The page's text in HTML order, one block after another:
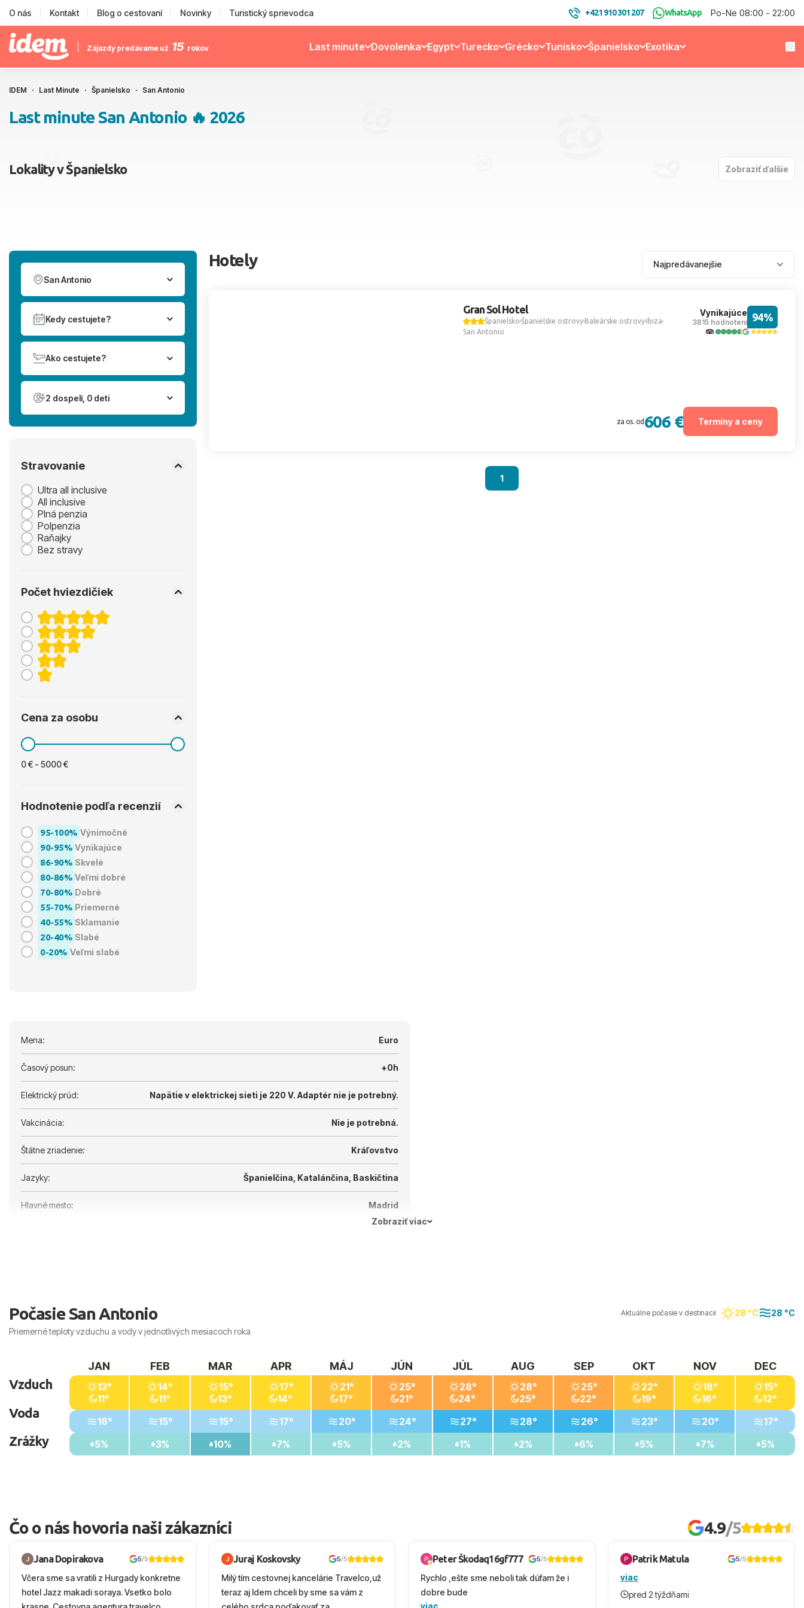
O nás Kontakt Blog o cestovaní Novinky Turistický sprievodca +421 910 301 207 WhatsApp Po-Ne 08:00 - 22:00
Zájazdy predávame už 15 rokov Last minute Dovolenka Egypt Turecko Grécko Tunisko Španielsko Exotika
IDEM Last Minute Španielsko San Antonio
Last minute San Antonio 🔥 2026
Lokality v Španielsko Zobraziť ďalšie
San Antonio
Kedy cestujete?
Ako cestujete?
2 dospelí, 0 deti
Stravovanie
Ultra all inclusive
All inclusive
Plná penzia
Polpenzia
Raňajky
Bez stravy
Počet hviezdičiek
Cena za osobu
0 € - 5000 €
Hodnotenie podľa recenzií
95-100% Výnimočné
90-95% Vynikajúce
86-90% Skvelé
80-86% Veľmi dobré
70-80% Dobré
55-70% Priemerné
40-55% Sklamanie
20-40% Slabé
0-20% Veľmi slabé
Hotely
Gran Sol Hotel
ŠpanielskoŠpanielske ostrovyBaleárske ostrovyIbiza
San Antonio
Vynikajúce
3815 hodnotení 94%
za os. od 606 € Termíny a ceny
1
Mena: Euro
Časový posun: +0h
Elektrický prúd: Napätie v elektrickej sieti je 220 V. Adaptér nie je potrebný.
Vakcinácia: Nie je potrebná.
Štátne zriadenie: Kráľovstvo
Jazyky: Španielčina, Katalánčina, Baskičtina
Hlavné mesto:
Madrid
Zobraziť viac
Počasie San Antonio
Priemerné teploty vzduchu a vody v jednotlivých mesiacoch roka
Aktuálne počasie v destinacii 28 °C 28 °C
Vzduch
Voda
Zrážky
JAN
13°
11°
16°
5%
FEB
14°
11°
15°
3%
MAR
15°
13°
15°
10%
APR
17°
14°
17°
7%
MÁJ
21°
17°
20°
5%
JÚN
25°
21°
24°
2%
JÚL
28°
24°
27°
1%
AUG
28°
25°
28°
2%
SEP
25°
22°
26°
6%
OKT
22°
19°
23°
5%
NOV
18°
16°
20°
7%
DEC
15°
12°
17°
5%
Čo o nás hovoria naši zákazníci 4.9/5
Jana Dopirakova 5/5
Včera sme sa vratili z Hurgady konkretne
hotel Jazz makadi soraya. Vsetko bolo
Juraj Koskovsky 5/5
Milý tím cestovnej kancelárie Travelco,už
teraz aj Idem chceli by sme sa vám z
Peter Škodaq16gf777 5/5
Rychlo ,ešte sme neboli tak dúfam že i
dobre bude
viac
Patrik Matula 5/5
viac
pred 2 týždňami